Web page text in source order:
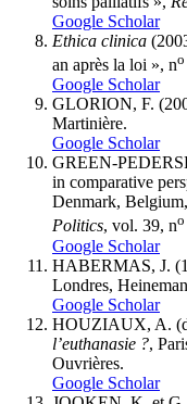
Google Scholar
Ethica clinica
an après la loi », no
Google Scholar
GLORION, F.
Martinière.
Google Scholar
GREEN-
in comparative
Denmark,
Politics, vol. 39, no
Google Scholar
HABERMAS, J.
Londres,
Google Scholar
HOUZIAUX, A.
l’euthanasie ?,
Ouvrières.
Google Scholar